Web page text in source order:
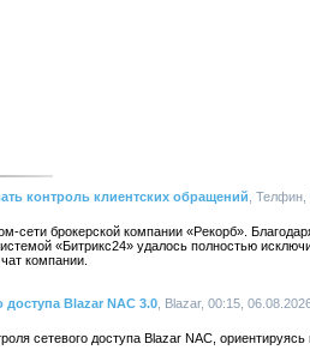
контроль клиентских обращений ,
брокерской компании «Рекорб».
«Битрикс24» удалось полностью
компании.
Blazar NAC 3.0 , Blazar, 00:15,
сетевого доступа Blazar NAC, ориентируясь